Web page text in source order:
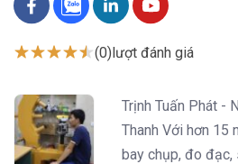
(0)lượt đánh giá
Trịnh Tuấn Phát -
Thanh Với hơn 15
bay chụp, đo đạc,